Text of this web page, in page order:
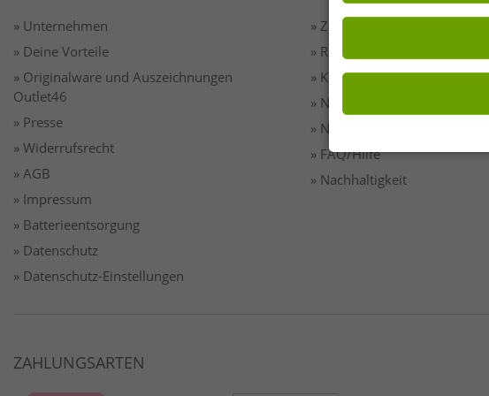
» Unternehmen
» Deine Vorteile
» Originalware und Auszeichnungen
Outlet46
» Presse
» Widerrufsrecht
» AGB
» Impressum
» Batterieentsorgung
» Datenschutz
» Datenschutz-Einstellungen
» Zahlung & Versand
» Rücksendungen
» Kontakt
» Newsletter anmeldung
» Newsletter abmelden
» FAQ/Hilfe
» Nachhaltigkeit
ZAHLUNGSARTEN
Einwilligung kannst Du
Wirkung für die Zukunft